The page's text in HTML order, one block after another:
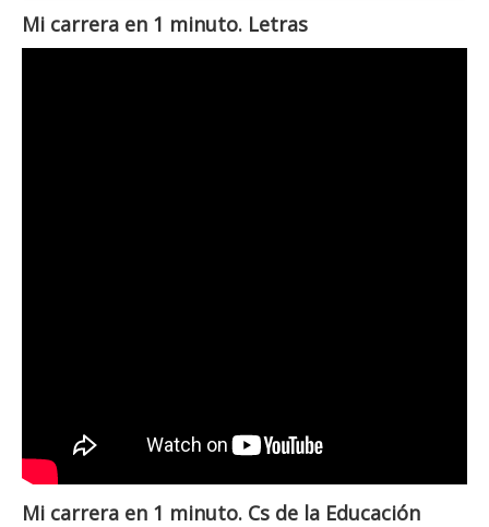
Mi carrera en 1 minuto. Letras
Mi carrera en 1 minuto. Cs de la Educación